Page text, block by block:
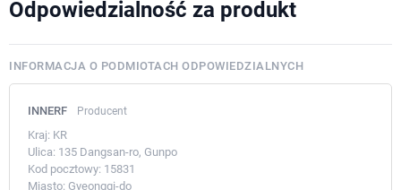
Odpowiedzialność za produkt
INFORMACJA O PODMIOTACH ODPOWIEDZIALNYCH
INNERF Producent
Kraj: KR
Ulica: 135 Dangsan-ro, Gunpo
Kod pocztowy: 15831
Miasto: Gyeonggi-do